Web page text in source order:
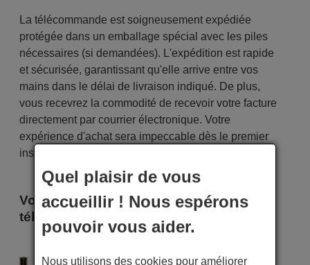
La télécommande est soigneusement expédiée
protégée dans un emballage spécial avec les piles
nécessaires (si demandées). L'expédition est rapide
et sécurisée, garantissant qu'elle arrive entre vos
mains dans le délai de livraison indiqué. De plus,
vous recevrez la commodité de recevoir votre facture
directement par courrier électronique. Votre
expérience d'achat sera impeccable dès le premier
instant !
Voici certains modèles qui utilisent cette
télécommande
Quel plaisir de vous
accueillir ! Nous espérons
pouvoir vous aider.
Nous utilisons des cookies pour améliorer